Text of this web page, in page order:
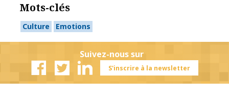
Mots-clés
Culture Emotions
Suivez-nous sur
S'inscrire à la newsletter